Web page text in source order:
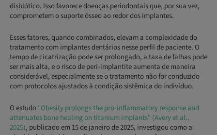
disbiótico. Isso favorece doenças periodontais que, por sua vez,
comprometem o suporte ósseo ao redor dos implantes.
Esses fatores, quando combinados, elevam a complexidade do
tratamento com implantes dentários nesse perfil de paciente. O
tempo de cicatrização pode ser prolongado, a taxa de falhas pode
ser mais alta, e o risco de peri-implantite aumenta de maneira
considerável, especialmente se o tratamento não for conduzido
com protocolos ajustados à condição sistêmica do indivíduo.
O estudo"Obesity prolongs the pro‑inflammatory response and
attenuates bone healing on titanium implants" (Avery et al.,
2025), publicado em 15 de janeiro de 2025, investigou como a